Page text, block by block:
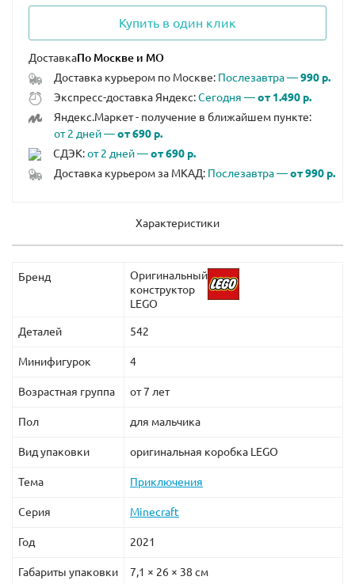
Купить в один клик
Доставка
Доставка курьером по Москве: Послезавтра —990 р.
Экспресс-доставка Яндекс:Сегодня —от 1.490 р.
Яндекс.Маркет - получение в ближайшем пункте:
от 2 дней —от 690 р.
СДЭК:от 2 дней —от 690 р.
Доставка курьером за МКАД: Послезавтра —от 990 р.
Характеристики
Бренд
Оригинальный
конструктор
LEGO
Деталей 542
Минифигурок 4
Возрастная группа от 7 лет
Пол для мальчика
Вид упаковки оригинальная коробка LEGO
Тема Приключения
Серия Minecraft
Год 2021
Габариты упаковки 7,1 × 26 × 38 см